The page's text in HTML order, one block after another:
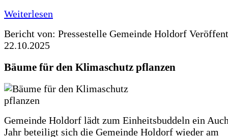
Weiterlesen
Bericht von: Pressestelle Gemeinde Holdorf
22.10.2025
Bäume für den Klimaschutz pflanzen
Gemeinde Holdorf lädt zum Einheitsbuddeln ein
Jahr beteiligt sich die Gemeinde Holdorf wieder am